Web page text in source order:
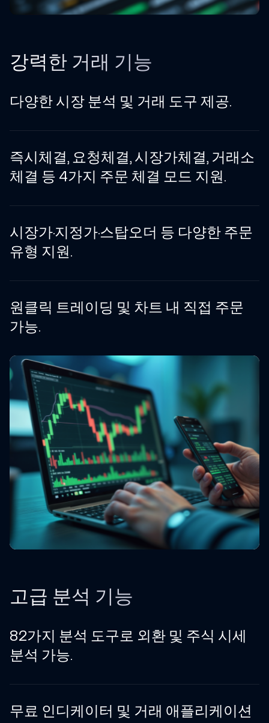
강력한 거래 기능
다양한 시장 분석 및 거래 도구 제공.
즉시체결, 요청체결, 시장가체결, 거래소
체결 등 4가지 주문 체결 모드 지원.
시장가·지정가·스탑오더 등 다양한 주문
유형 지원.
원클릭 트레이딩 및 차트 내 직접 주문
가능.
고급 분석 기능
82가지 분석 도구로 외환 및 주식 시세
분석 가능.
무료 인디케이터 및 거래 애플리케이션